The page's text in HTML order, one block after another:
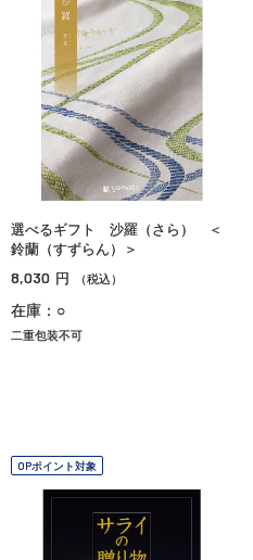
選べるギフト 沙羅（さら） ＜
鈴蘭（すずらん）＞
8,030 円 （税込）
在庫：○
二重包装不可
OPポイント対象